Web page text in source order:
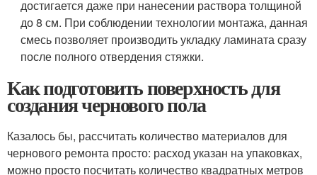
достигается даже при нанесении раствора толщиной
до 8 см. При соблюдении технологии монтажа, данная
смесь позволяет производить укладку ламината сразу
после полного отвердения стяжки.
Как подготовить поверхность для
создания чернового пола
Казалось бы, рассчитать количество материалов для
чернового ремонта просто: расход указан на упаковках,
можно просто посчитать количество квадратных метров